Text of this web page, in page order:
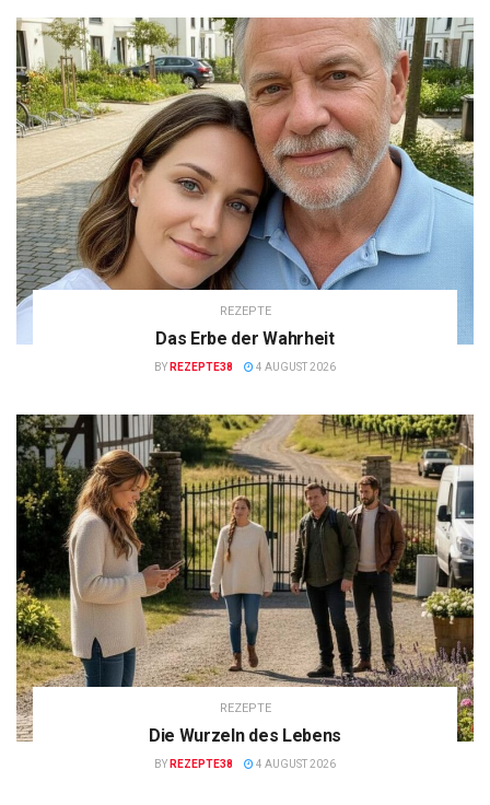
REZEPTE
Das Erbe der Wahrheit
BY REZEPTE38 4 AUGUST 2026
REZEPTE
Die Wurzeln des Lebens
BY REZEPTE38 4 AUGUST 2026